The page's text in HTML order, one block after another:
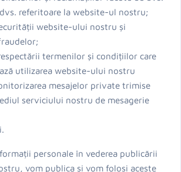
referitoare la website-ul nostru;
website-ului nostru și
termenilor și condițiilor care
utilizarea website-ului nostru
mesajelor private trimise
serviciului nostru de mesagerie
personale în vederea publicării
vom publica și vom folosi aceste